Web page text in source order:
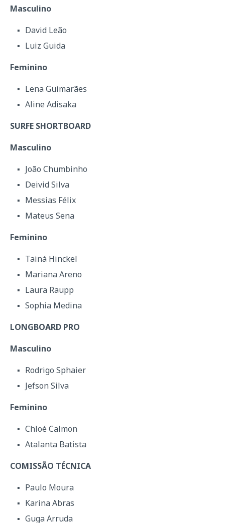
Masculino
David Leão
Luiz Guida
Feminino
Lena Guimarães
Aline Adisaka
SURFE SHORTBOARD
Masculino
João Chumbinho
Deivid Silva
Messias Félix
Mateus Sena
Feminino
Tainá Hinckel
Mariana Areno
Laura Raupp
Sophia Medina
LONGBOARD PRO
Masculino
Rodrigo Sphaier
Jefson Silva
Feminino
Chloé Calmon
Atalanta Batista
COMISSÃO TÉCNICA
Paulo Moura
Karina Abras
Guga Arruda